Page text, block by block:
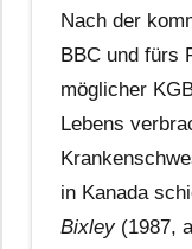
Nach der
BBC und fürs
möglicher
Lebens
in Kanada
Bixley(1987,